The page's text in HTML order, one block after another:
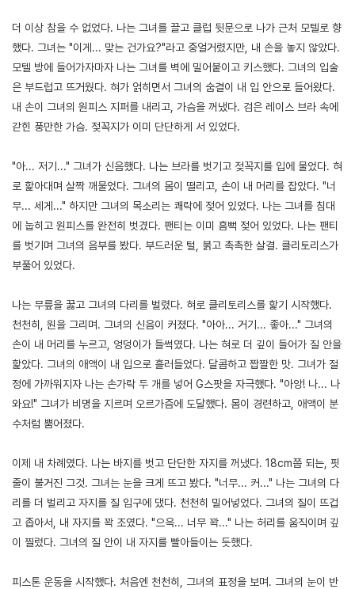
더 이상 참을 수 없었다. 나는 그녀를 끌고 클럽 뒷문으로 나가 근처 모텔로 향
했다. 그녀는 "이게... 맞는 건가요?"라고 중얼거렸지만, 내 손을 놓지 않았다.
모텔 방에 들어가자마자 나는 그녀를 벽에 밀어붙이고 키스했다. 그녀의 입술
은 부드럽고 뜨거웠다. 혀가 얽히면서 그녀의 숨결이 내 입 안으로 들어왔다.
내 손이 그녀의 원피스 지퍼를 내리고, 가슴을 꺼냈다. 검은 레이스 브라 속에
갇힌 풍만한 가슴. 젖꼭지가 이미 단단하게 서 있었다.
"아... 저기..." 그녀가 신음했다. 나는 브라를 벗기고 젖꼭지를 입에 물었다. 혀
로 핥아대며 살짝 깨물었다. 그녀의 몸이 떨리고, 손이 내 머리를 잡았다. "너
무... 세게..." 하지만 그녀의 목소리는 쾌락에 젖어 있었다. 나는 그녀를 침대
에 눕히고 원피스를 완전히 벗겼다. 팬티는 이미 흠뻑 젖어 있었다. 나는 팬티
를 벗기며 그녀의 음부를 봤다. 부드러운 털, 붉고 촉촉한 살결. 클리토리스가
부풀어 있었다.
나는 무릎을 꿇고 그녀의 다리를 벌렸다. 혀로 클리토리스를 핥기 시작했다.
천천히, 원을 그리며. 그녀의 신음이 커졌다. "아아... 거기... 좋아..." 그녀의
손이 내 머리를 누르고, 엉덩이가 들썩였다. 나는 혀로 더 깊이 들어가 질 안을
핥았다. 그녀의 애액이 내 입으로 흘러들었다. 달콤하고 짭짤한 맛. 그녀가 절
정에 가까워지자 나는 손가락 두 개를 넣어 G스팟을 자극했다. "아앙! 나... 나
와요!" 그녀가 비명을 지르며 오르가즘에 도달했다. 몸이 경련하고, 애액이 분
수처럼 뿜어졌다.
이제 내 차례였다. 나는 바지를 벗고 단단한 자지를 꺼냈다. 18cm쯤 되는, 핏
줄이 불거진 그것. 그녀는 눈을 크게 뜨고 봤다. "너무... 커..." 나는 그녀의 다
리를 더 벌리고 자지를 질 입구에 댔다. 천천히 밀어넣었다. 그녀의 질이 뜨겁
고 좁아서, 내 자지를 꽉 조였다. "으윽... 너무 꽉..." 나는 허리를 움직이며 깊
이 찔렀다. 그녀의 질 안이 내 자지를 빨아들이는 듯했다.
피스톤 운동을 시작했다. 처음엔 천천히, 그녀의 표정을 보며. 그녀의 눈이 반